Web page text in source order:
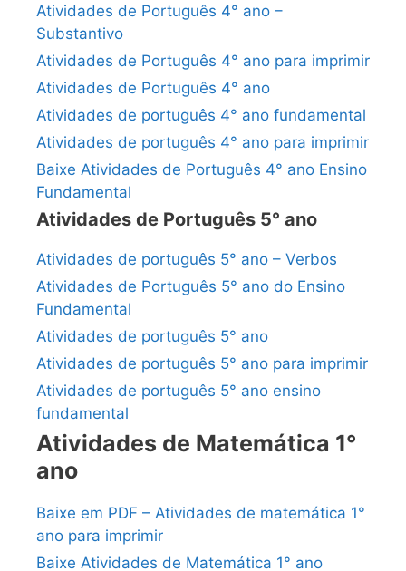
Atividades de Português 4° ano –
Substantivo
Atividades de Português 4° ano para imprimir
Atividades de Português 4° ano
Atividades de português 4° ano fundamental
Atividades de português 4° ano para imprimir
Baixe Atividades de Português 4° ano Ensino
Fundamental
Atividades de Português 5° ano
Atividades de português 5° ano – Verbos
Atividades de Português 5° ano do Ensino
Fundamental
Atividades de português 5° ano
Atividades de português 5° ano para imprimir
Atividades de português 5° ano ensino
fundamental
Atividades de Matemática 1°
ano
Baixe em PDF – Atividades de matemática 1°
ano para imprimir
Baixe Atividades de Matemática 1° ano